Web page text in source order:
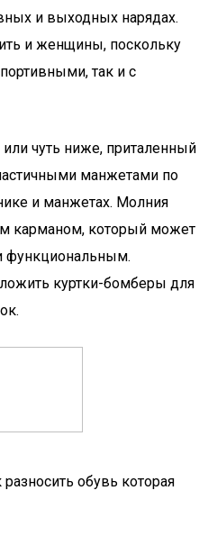
и выходных нарядах.
и женщины, поскольку
так и с
чуть ниже, приталенный
манжетами по
и манжетах. Молния
карманом, который может
функциональным.
куртки-бомберы для
обувь которая